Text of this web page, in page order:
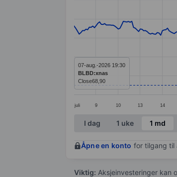
Line chart with 299 data
The chart has 1 X axis
juli 9 10 13 14
07-aug.-2026 19:30
BLBD:xnas
Close68,90
End of interactive chart.
I dag 1 uke 1 md
Åpne en konto for tilgang til
Viktig: Aksjeinvesteringer kan